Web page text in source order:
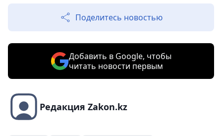
Поделитесь новостью
Добавить в Google, чтобы
читать новости первым
Редакция Zakon.kz